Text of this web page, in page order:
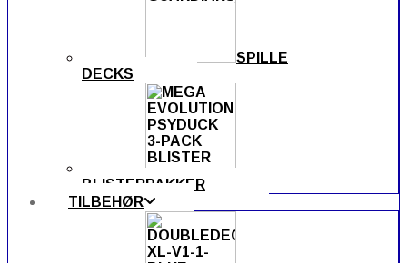
SPILLE
DECKS
BLISTERPAKKER
TILBEHØR